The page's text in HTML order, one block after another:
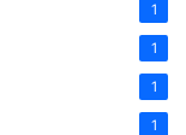
1
1
1
1